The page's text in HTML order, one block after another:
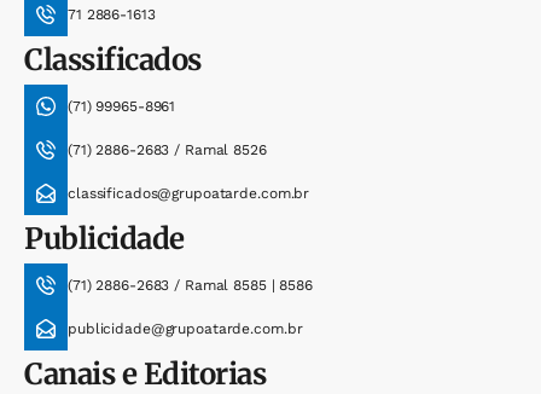
71 2886-1613
Classificados
(71) 99965-8961
(71) 2886-2683 / Ramal 8526
classificados@grupoatarde.com.br
Publicidade
(71) 2886-2683 / Ramal 8585 | 8586
publicidade@grupoatarde.com.br
Canais e Editorias